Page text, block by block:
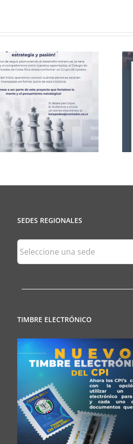
CCPCR Informa
SEDES REGIONALES
Sedes
Regionales
TIMBRE ELECTRÓNICO